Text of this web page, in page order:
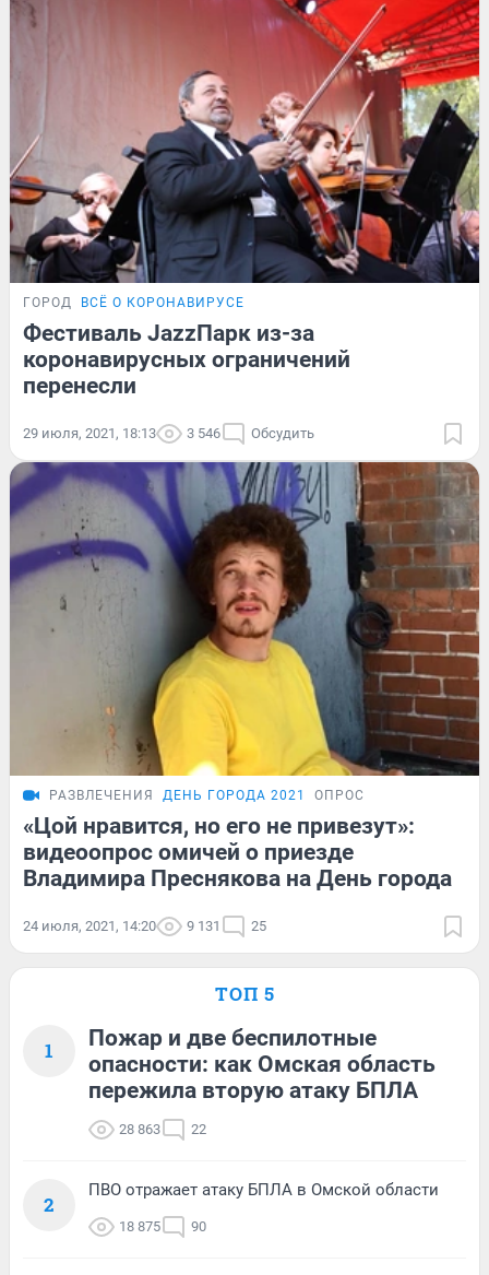
ГОРОД ВСЁ О КОРОНАВИРУСЕ
Фестиваль JazzПарк из-за
коронавирусных ограничений
перенесли
29 июля, 2021, 18:13 3 546 Обсудить
РАЗВЛЕЧЕНИЯ ДЕНЬ ГОРОДА 2021 ОПРОС
«Цой нравится, но его не привезут»:
видеоопрос омичей о приезде
Владимира Преснякова на День города
24 июля, 2021, 14:20 9 131 25
ТОП 5
1
Пожар и две беспилотные
опасности: как Омская область
пережила вторую атаку БПЛА
28 863 22
2
ПВО отражает атаку БПЛА в Омской области
18 875 90